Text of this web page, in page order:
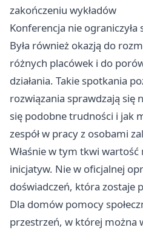
zakończeniu wykładów
Konferencja nie
Była również okazją do
różnych placówek i do
działania. Takie spotkania
rozwiązania sprawdzają się
się podobne trudności i jak
zespół w pracy z osobami
Właśnie w tym tkwi
inicjatyw. Nie w oficjalnej
doświadczeń, która zostaje
Dla domów pomocy
przestrzeń, w której można